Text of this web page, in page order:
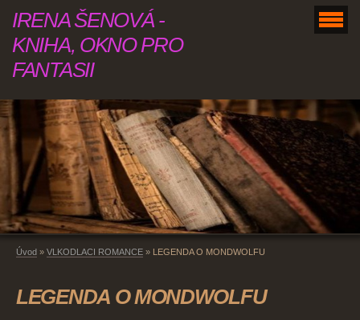
IRENA ŠENOVÁ -
KNIHA, OKNO PRO
FANTASII
Úvod » VLKODLACI ROMANCE » LEGENDA O MONDWOLFU
LEGENDA O MONDWOLFU